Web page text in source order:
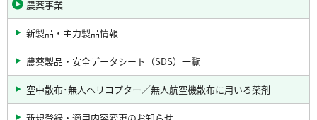
農薬事業
新製品・主力製品情報
農薬製品・安全データシート（SDS）一覧
空中散布･無人ヘリコプター／無人航空機散布に用いる薬剤